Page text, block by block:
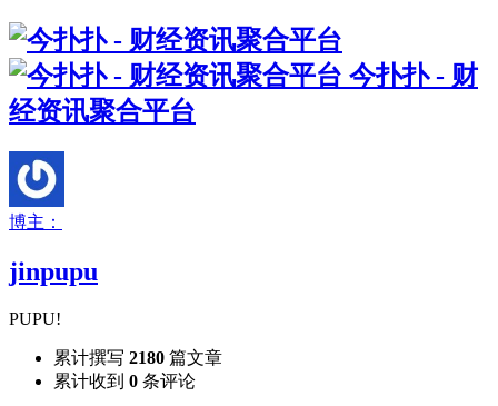
今扑扑 - 财
经资讯聚合平台
博主：
jinpupu
PUPU!
累计撰写 2180 篇文章
累计收到 0 条评论